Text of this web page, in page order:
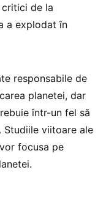
de la
a explodat în
responsabile de
planetei, dar
într-un fel să
Studiile viitoare ale
focusa pe